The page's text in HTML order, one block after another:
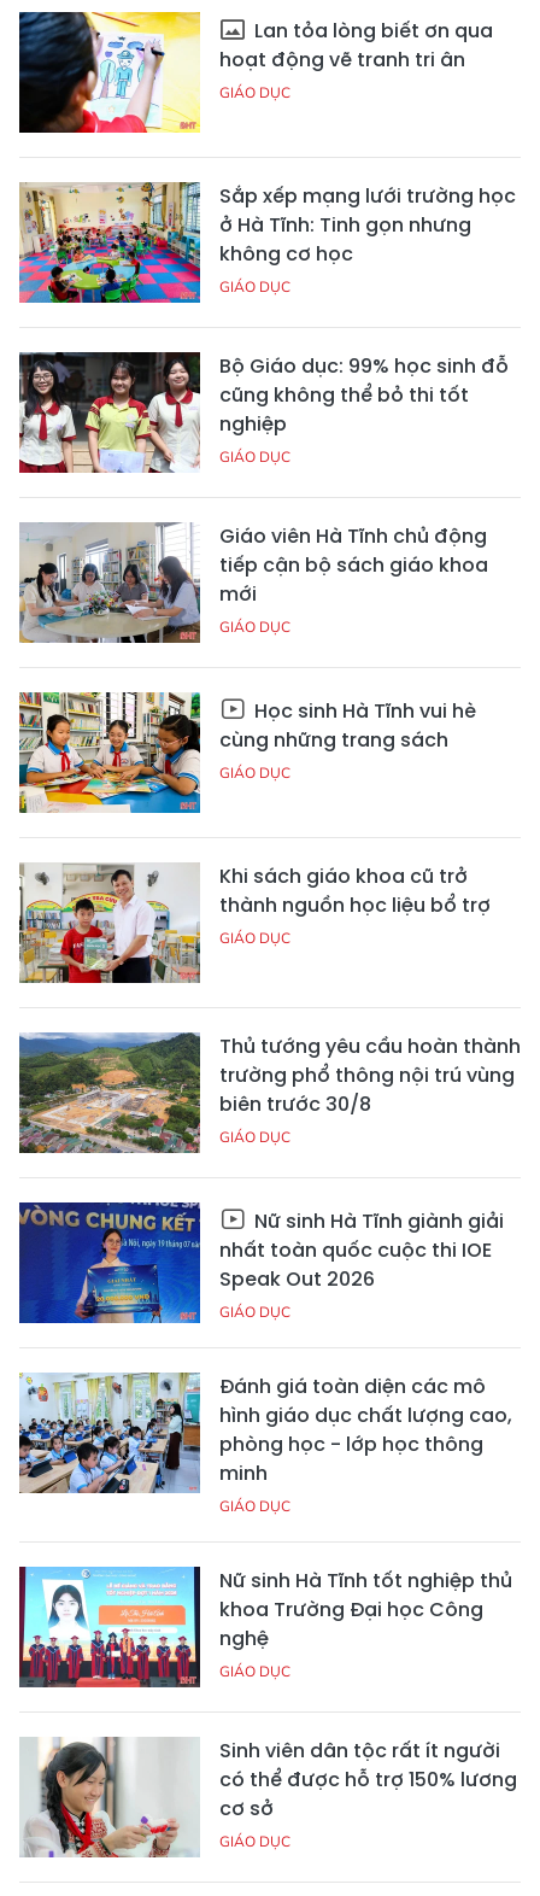
Lan tỏa lòng biết ơn qua
hoạt động vẽ tranh tri ân
GIÁO DỤC
Sắp xếp mạng lưới trường học
ở Hà Tĩnh: Tinh gọn nhưng
không cơ học
GIÁO DỤC
Bộ Giáo dục: 99% học sinh đỗ
cũng không thể bỏ thi tốt
nghiệp
GIÁO DỤC
Giáo viên Hà Tĩnh chủ động
tiếp cận bộ sách giáo khoa
mới
GIÁO DỤC
Học sinh Hà Tĩnh vui hè
cùng những trang sách
GIÁO DỤC
Khi sách giáo khoa cũ trở
thành nguồn học liệu bổ trợ
GIÁO DỤC
Thủ tướng yêu cầu hoàn thành
trường phổ thông nội trú vùng
biên trước 30/8
GIÁO DỤC
Nữ sinh Hà Tĩnh giành giải
nhất toàn quốc cuộc thi IOE
Speak Out 2026
GIÁO DỤC
Đánh giá toàn diện các mô
hình giáo dục chất lượng cao,
phòng học - lớp học thông
minh
GIÁO DỤC
Nữ sinh Hà Tĩnh tốt nghiệp thủ
khoa Trường Đại học Công
nghệ
GIÁO DỤC
Sinh viên dân tộc rất ít người
có thể được hỗ trợ 150% lương
cơ sở
GIÁO DỤC